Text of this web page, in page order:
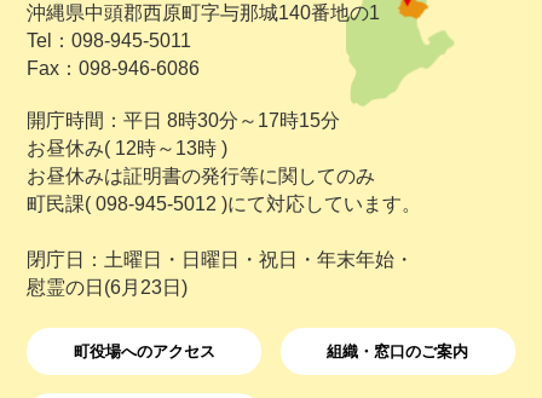
沖縄県中頭郡西原町字与那城140番地の1
Tel：098-945-5011
Fax：098-946-6086
開庁時間：平日 8時30分～17時15分
お昼休み( 12時～13時 )
お昼休みは証明書の発行等に関してのみ
町民課( 098-945-5012 )にて対応しています。
閉庁日：土曜日・日曜日・祝日・年末年始・
慰霊の日(6月23日)
町役場へのアクセス 組織・窓口のご案内